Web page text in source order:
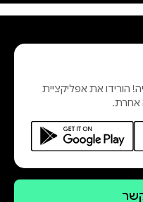
סדרת
הורידו את אפליקציית
אחרת.